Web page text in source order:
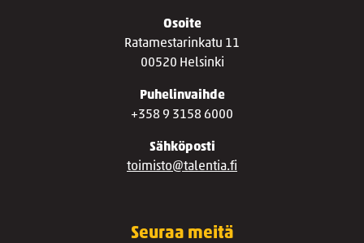
Osoite
Ratamestarinkatu 11
00520 Helsinki
Puhelinvaihde
+358 9 3158 6000
Sähköposti
toimisto@talentia.fi
Seuraa meitä